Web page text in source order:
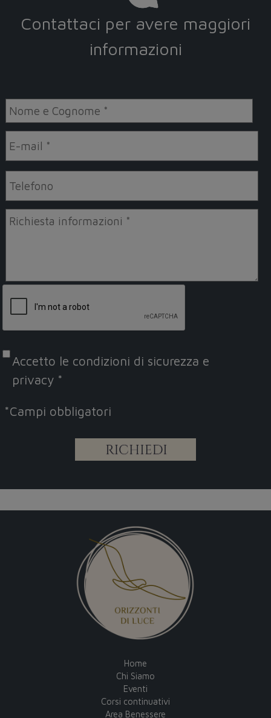
Contattaci per avere maggiori
informazioni
Accetto le condizioni di sicurezza e
privacy *
*Campi obbligatori
Home
Chi Siamo
Eventi
Corsi continuativi
Area Benessere